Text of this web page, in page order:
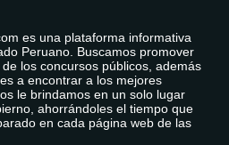
es una plataforma informativa
Peruano. Buscamos promover
los concursos públicos, además
a encontrar a los mejores
le brindamos en un solo lugar
ahorrándoles el tiempo que
en cada página web de las